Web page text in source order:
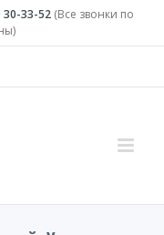
30-33-52 (Все звонки по